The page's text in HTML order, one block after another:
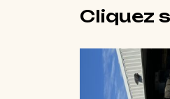
Cliquez